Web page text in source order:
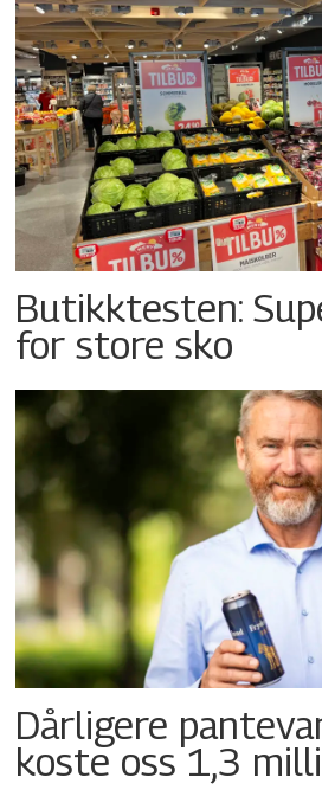
Butikktesten:
for store sko
Dårligere
koste oss 1,3